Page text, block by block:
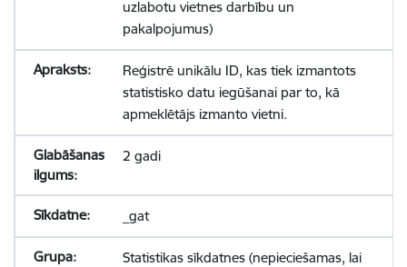
uzlabotu vietnes darbību un
pakalpojumus)
Reģistrē unikālu ID, kas tiek izmantots
statistisko datu iegūšanai par to, kā
apmeklētājs izmanto vietni.
2 gadi
_gat
Statistikas sīkdatnes (nepieciešamas, lai